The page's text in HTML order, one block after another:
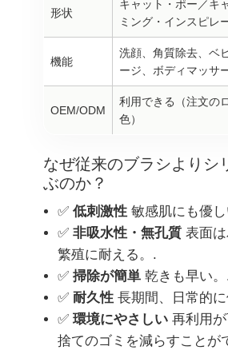
形状
キャット・ポー／キ
ミング・インスピレ
機能
洗顔、角質除去、ベ
ージ、ボディマッサ
OEM/ODM
利用できる（注文の
色）
なぜ従来のブラシよりシ
ぶのか？
✅ 低刺激性 敏感肌にも優
✅ 非吸水性・無孔質 表面
繁殖に耐える。.
✅ 掃除が簡単 乾きも早い
✅ 耐久性 長期間、日常的
✅ 環境にやさしい 再利用
捨てのゴミを減らすことが